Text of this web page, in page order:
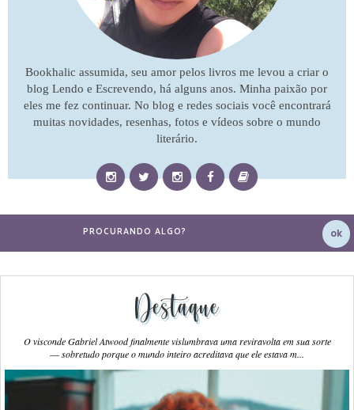
Bookhalic assumida, seu amor pelos livros me levou a criar o
blog Lendo e Escrevendo, há alguns anos. Minha paixão por
eles me fez continuar. No blog e redes sociais você encontrará
muitas novidades, resenhas, fotos e vídeos sobre o mundo
literário.
Destaque
O visconde Gabriel Atwood finalmente vislumbrava uma reviravolta em sua sorte
― sobretudo porque o mundo inteiro acreditava que ele estava m...